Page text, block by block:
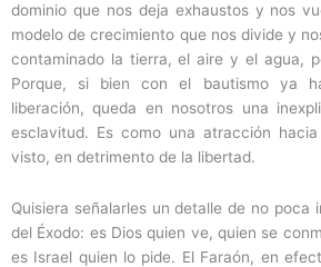
dominio que nos deja exhaustos y nos
modelo de crecimiento que nos divide y
contaminado la tierra, el aire y el agua,
Porque, si bien con el bautismo ya
liberación, queda en nosotros una
esclavitud. Es como una atracción
visto, en detrimento de la libertad.
Quisiera señalarles un detalle de no poca
del Éxodo: es Dios quien ve, quien se
es Israel quien lo pide. El Faraón, en